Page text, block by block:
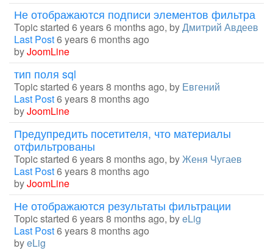
Не отображаются подписи элементов фильтра
Topic started 6 years 6 months ago, byДмитрий Авдеев
Last Post6 years 6 months ago
byJoomLine
тип поля sql
Topic started 6 years 8 months ago, by Евгений
Last Post6 years 8 months ago
byJoomLine
Предупредить посетителя, что материалы
отфильтрованы
Topic started 6 years 8 months ago, byЖеня Чугаев
Last Post6 years 8 months ago
byJoomLine
Не отображаются результаты фильтрации
Topic started 6 years 8 months ago, byeLig
Last Post6 years 8 months ago
byeLig